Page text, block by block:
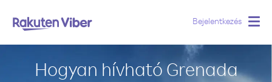
Bejelentkezés
Hogyan hívható Grenada